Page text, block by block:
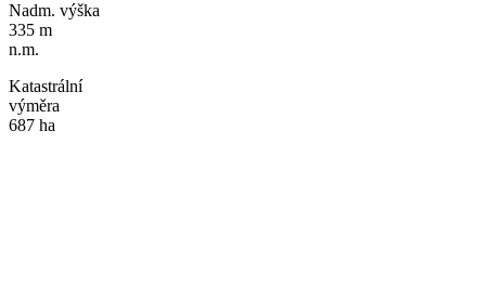
Nadm. výška
335 m
n.m.
Katastrální
výměra
687 ha